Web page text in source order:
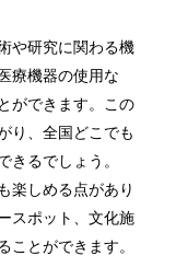
や研究に関わる機
療機器の使用な
ができます。この
り、全国どこでも
きるでしょう。
楽しめる点があり
スポット、文化施
ことができます。